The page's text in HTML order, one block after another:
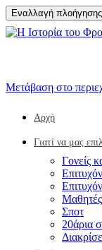
Εναλλαγή πλοήγησης
Μετάβαση στο
Αρχή
Γιατί να μας
Γονείς
Σποτ
20άρια